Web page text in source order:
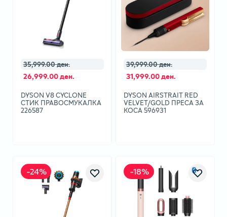
35,999.00 ден.
26,999.00 ден.
DYSON V8 CYCLONE
СТИК ПРАВОСМУКАЛКА
226587
39,999.00 ден.
31,999.00 ден.
DYSON AIRSTRAIT RED
VELVET/GOLD ПРЕСА ЗА
КОСА 596931
-24% -18%